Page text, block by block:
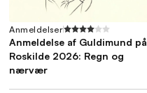
Anmeldelser
Anmeldelse af Guldimund på
Roskilde 2026: Regn og
nærvær